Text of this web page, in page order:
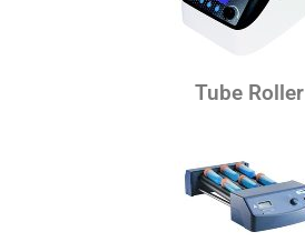
Tube Roller